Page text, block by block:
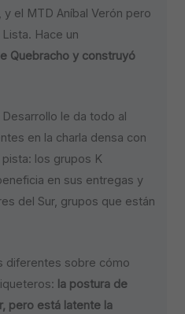
el MTD Aníbal Verón pero
Hace un
Quebracho y construyó
le da todo al
en la charla densa con
pista: los grupos K
en sus entregas y
del Sur, grupos que están
diferentes sobre cómo
la postura de
pero está latente la